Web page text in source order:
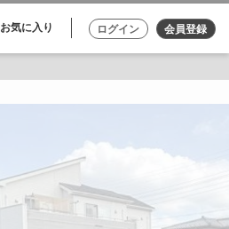
お気に入り ログイン 会員登録